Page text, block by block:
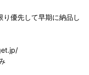
優先して早期に納品し